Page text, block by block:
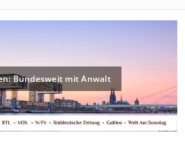
Bundesweit mit Anwalt